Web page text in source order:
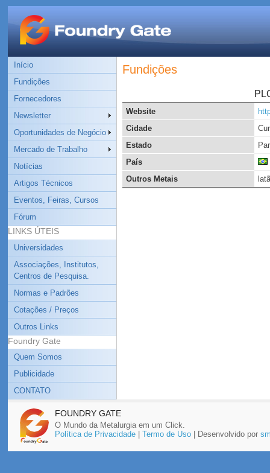
Início
Fundições
Fornecedores
Newsletter
Oportunidades de Negócio
Mercado de Trabalho
Notícias
Artigos Técnicos
Eventos, Feiras, Cursos
Fórum
LINKS ÚTEIS
Universidades
Associações, Institutos,
Centros de Pesquisa.
Normas e Padrões
Cotações / Preços
Outros Links
Foundry Gate
Quem Somos
Publicidade
CONTATO
Fundições
Website
Cidade
Estado
País
Outros Metais
FOUNDRY GATE
O Mundo da Metalurgia em um Click.
Política de Privacidade| Termo de Uso| Desenvolvido por